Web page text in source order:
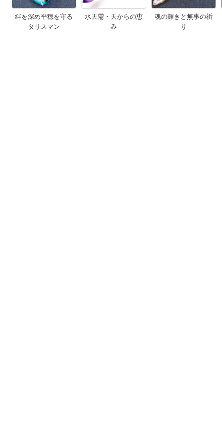
絆を深め平穏を守る
タリスマン
水天需・天からの恵
み
魂の輝きと無事の祈
り